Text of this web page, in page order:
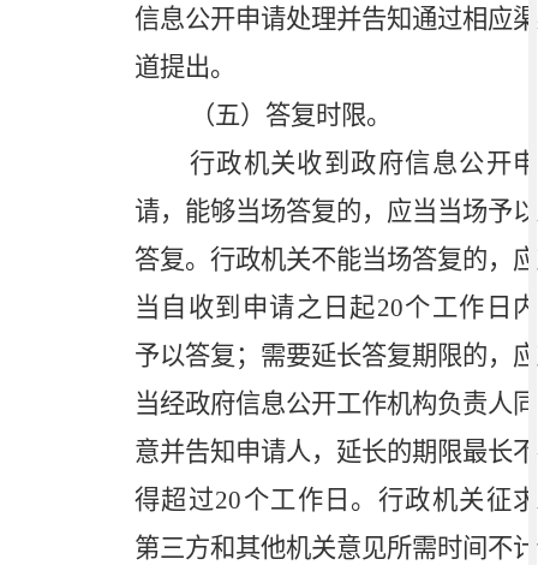
信息公开申请处理并告知通过相应渠
道提出。
（五）答复时限。
行政机关收到政府信息公开申
请，能够当场答复的，应当当场予以
答复。行政机关不能当场答复的，应
当自收到申请之日起20个工作日内
予以答复；需要延长答复期限的，应
当经政府信息公开工作机构负责人同
意并告知申请人，延长的期限最长不
得超过20个工作日。行政机关征求
第三方和其他机关意见所需时间不计